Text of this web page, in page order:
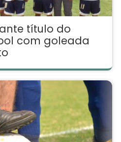
título do
com goleada